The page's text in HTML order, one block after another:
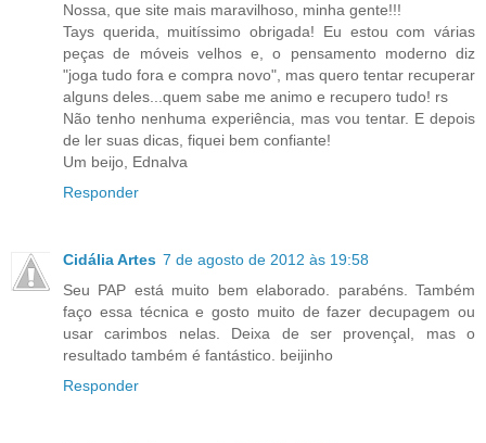
Nossa, que site mais maravilhoso, minha gente!!!
Tays querida, muitíssimo obrigada! Eu estou com várias
peças de móveis velhos e, o pensamento moderno diz
"joga tudo fora e compra novo", mas quero tentar recuperar
alguns deles...quem sabe me animo e recupero tudo! rs
Não tenho nenhuma experiência, mas vou tentar. E depois
de ler suas dicas, fiquei bem confiante!
Um beijo, Ednalva
Responder
Cidália Artes 7 de agosto de 2012 às 19:58
Seu PAP está muito bem elaborado. parabéns. Também
faço essa técnica e gosto muito de fazer decupagem ou
usar carimbos nelas. Deixa de ser provençal, mas o
resultado também é fantástico. beijinho
Responder